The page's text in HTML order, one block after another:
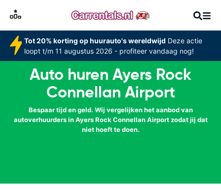
Tot 20% korting op huurauto's wereldwijd Deze actie
loopt t/m 11 augustus 2026 - profiteer vandaag nog!
Auto huren Ayers Rock
Connellan Airport
Bespaar tijd en geld. Wij vergelijken het aanbod van
autoverhuurders in Ayers Rock Connellan Airport zodat jij dat
niet hoeft te doen.